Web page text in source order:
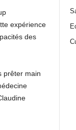
expérience
des
prêter main